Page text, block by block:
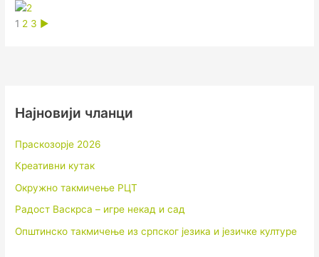
1 2 3 ►
Најновији чланци
Праскозорје 2026
Креативни кутак
Окружно такмичење РЦТ
Радост Васкрса – игре некад и сад
Општинско такмичење из српског језика и језичке културе